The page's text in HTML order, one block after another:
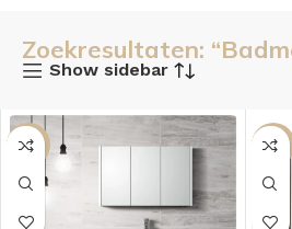
Zoekresultaten:
Show sidebar
SALE SALE